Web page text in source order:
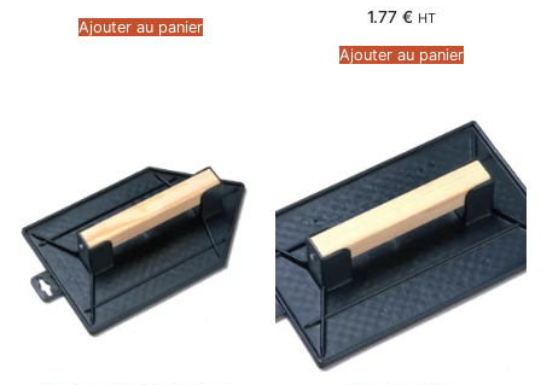
Ajouter au panier
1.77 € HT
Ajouter au panier